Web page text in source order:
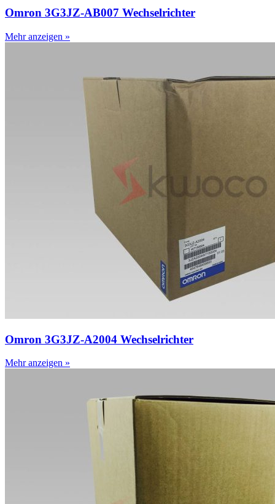
Omron 3G3JZ-AB007 Wechselrichter
Mehr anzeigen »
Omron 3G3JZ-A2004 Wechselrichter
Mehr anzeigen »